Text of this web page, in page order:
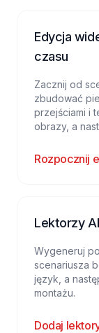
Edycja
czasu
Zacznij od
zbudować
przejściami i
obrazy, a
Rozpocznij
Lektorzy
Wygeneruj
scenariusza
język, a
montażu.
Dodaj